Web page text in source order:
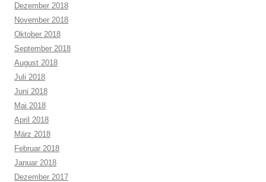
Dezember 2018
November 2018
Oktober 2018
September 2018
August 2018
Juli 2018
Juni 2018
Mai 2018
April 2018
März 2018
Februar 2018
Januar 2018
Dezember 2017